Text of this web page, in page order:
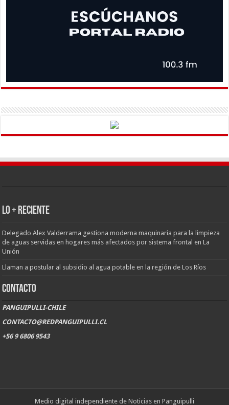
LO + RECIENTE
Delegado Alex Valderrama gestiona moderna maquinaria para la limpieza
de aguas servidas en hogares más afectados por sistema frontal en La
Unión
Llaman a postular al subsidio al agua potable en la región de Los Ríos
CONTACTO
PANGUIPULLI-CHILE
CONTACTO@REDPANGUIPULLI.CL
+56 9 6806 9543
Medio digital independiente de Noticias en Panguipulli